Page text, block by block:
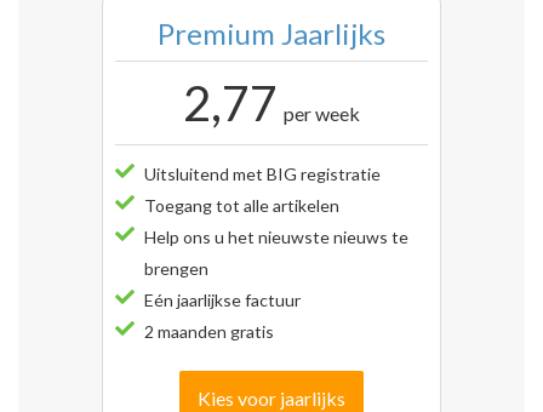
Premium Jaarlijks
2,77 per week
Uitsluitend met BIG registratie
Toegang tot alle artikelen
Help ons u het nieuwste nieuws te
brengen
Eén jaarlijkse factuur
2 maanden gratis
Kies voor jaarlijks